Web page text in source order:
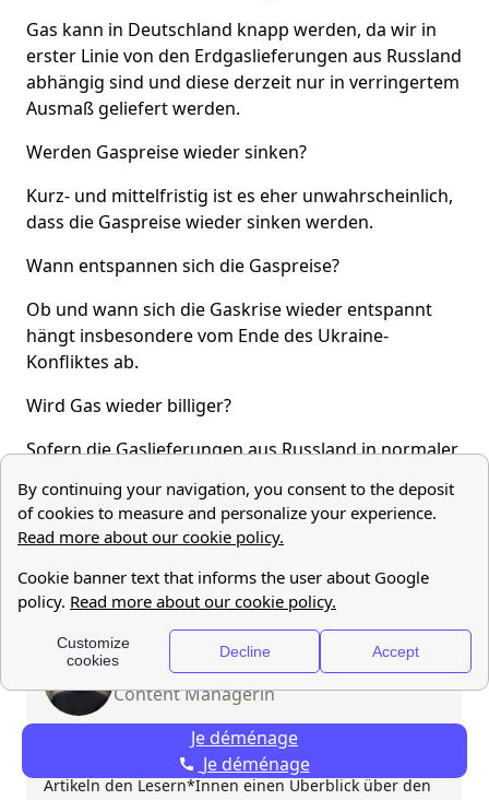
Je déménage
Je déménage
Gas kann in Deutschland knapp werden, da wir in
erster Linie von den Erdgaslieferungen aus Russland
abhängig sind und diese derzeit nur in verringertem
Ausmaß geliefert werden.
Werden Gaspreise wieder sinken?
Kurz- und mittelfristig ist es eher unwahrscheinlich,
dass die Gaspreise wieder sinken werden.
Wann entspannen sich die Gaspreise?
Ob und wann sich die Gaskrise wieder entspannt
hängt insbesondere vom Ende des Ukraine-
Konfliktes ab.
Wird Gas wieder billiger?
Sofern die Gaslieferungen aus Russland in normaler
Deutschland sich von den Lieferungen aus Russland
unabhängig gemacht hat, ist zu vermuten, dass Gas
grundsätzlich wieder günstiger wird.
Aktualisiert am 2 Dez, 2022
anh
Content Managerin
Nach ihrem Abschluss ist Anh als Content Managerin
bei papernest eingestiegen. Ihr Ziel ist es, mit ihren
Artikeln den Lesern*Innen einen Überblick über den